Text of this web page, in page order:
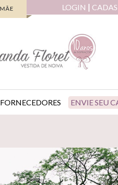
LOGIN
FORNECEDORES ENVIE SEU